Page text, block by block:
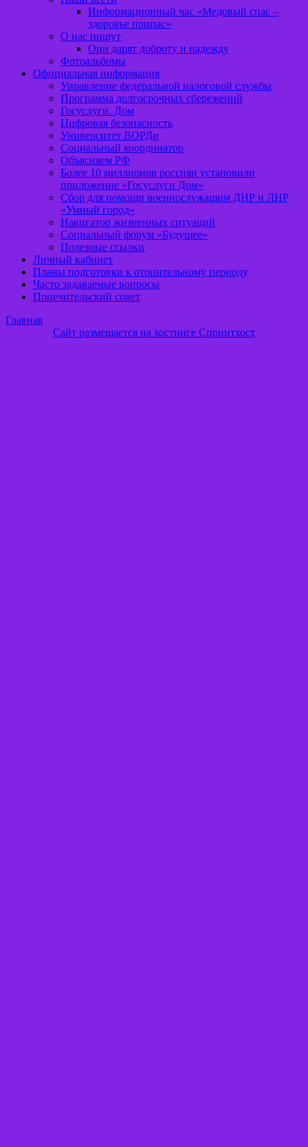
Информационный час «Медовый спас –
здоровье припас»
О нас пишут
Они дарят доброту и надежду
Фотоальбомы
Официальная информация
Управление федеральной налоговой службы
Программа долгосрочных сбережений
Госуслуги. Дом
Цифровая безопасность
Университет ВОРДи
Социальный координатор
Объясняем РФ
Более 10 миллионов россиян установили
приложение «Госуслуги Дом»
Сбор для помощи военнослужащим ДНР и ЛНР
«Умный город»
Навигатор жизненных ситуаций
Социальный форум «Будущее»
Полезные ссылки
Личный кабинет
Планы подготовки к отопительному периоду
Часто задаваемые вопросы
Попечительский совет
Главная
Сайт размещается на хостинге Спринтхост